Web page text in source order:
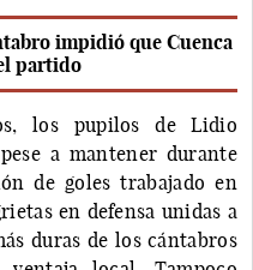
impidió que Cuenca
partido
los pupilos de Lidio
a mantener durante
de goles trabajado en
en defensa unidas a
duras de los cántabros